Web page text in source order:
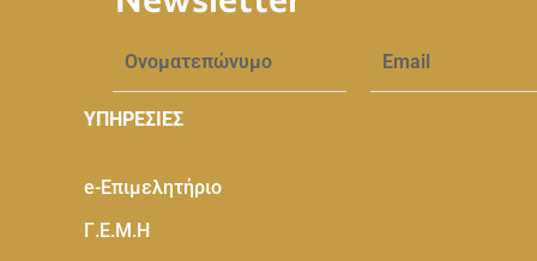
ΥΠΗΡΕΣΙΕΣ
e-Eπιμελητήριο
Γ.Ε.Μ.Η